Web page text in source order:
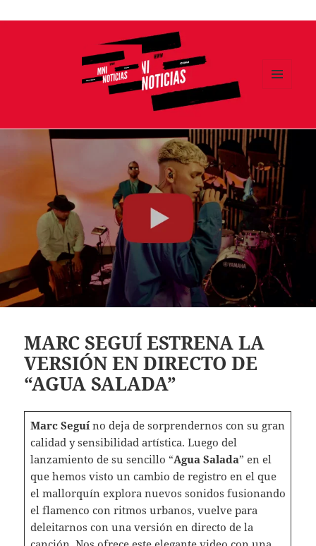
Ir
MARC SEGUÍ ESTRENA LA
VERSIÓN EN DIRECTO DE
“AGUA SALADA”
Marc Seguíno deja de sorprendernos con su gran
calidad y sensibilidad artística. Luego del
lanzamiento de su sencillo “Agua Salada” en el
que hemos visto un cambio de registro en el que
el mallorquín explora nuevos sonidos fusionando
el flamenco con ritmos urbanos, vuelve para
deleitarnos con una versión en directo de la